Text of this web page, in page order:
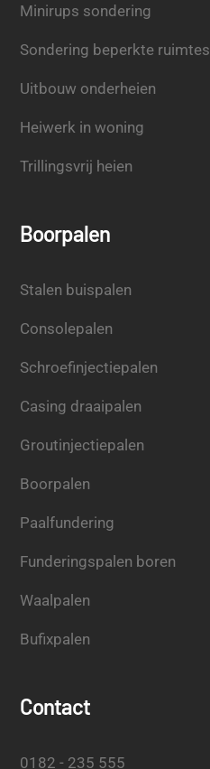
Minirups sondering
Sondering beperkte ruimtes
Uitbouw onderheien
Heiwerk in woning
Trillingsvrij heien
Boorpalen
Stalen buispalen
Consolepalen
Schroefinjectiepalen
Casing draaipalen
Groutinjectiepalen
Boorpalen
Paalfundering
Funderingspalen boren
Waalpalen
Bufixpalen
Contact
0182 - 235 555